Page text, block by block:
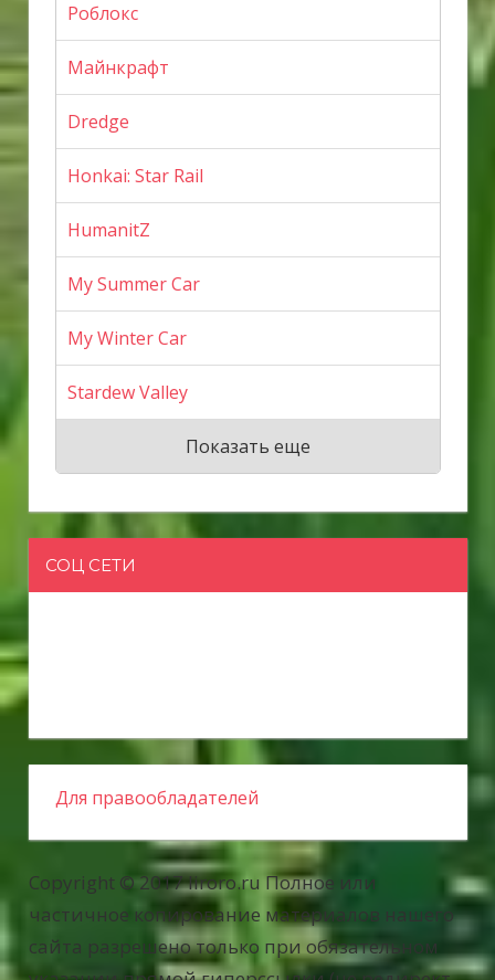
Роблокс
Майнкрафт
Dredge
Honkai: Star Rail
HumanitZ
My Summer Car
My Winter Car
Stardew Valley
Показать еще
СОЦ СЕТИ
Для правообладателей
Copyright © 2017 liroro.ru Полное или
частичное копирование материалов нашего
сайта разрешено только при обязательном